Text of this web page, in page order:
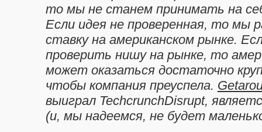
то мы не станем принимать на
Если идея не проверенная, то мы
ставку на американском рынке.
проверить нишу на рынке, то
может оказаться достаточно
чтобы компания преуспела.
выиграл TechcrunchDisrupt,
(и, мы надеемся, не будет